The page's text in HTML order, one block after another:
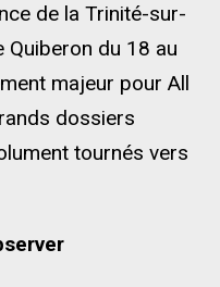
de la Trinité-sur-
Quiberon du 18 au
majeur pour All
dossiers
tournés vers